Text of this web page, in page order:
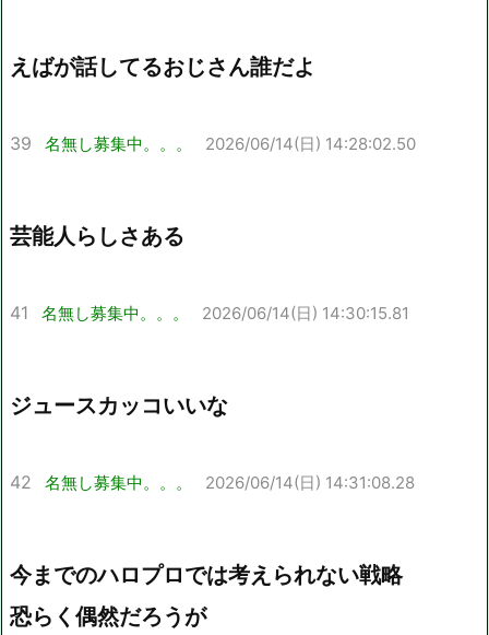
えばが話してるおじさん誰だよ
39 名無し募集中。。。 2026/06/14(日) 14:28:02.50
芸能人らしさある
41 名無し募集中。。。 2026/06/14(日) 14:30:15.81
ジュースカッコいいな
42 名無し募集中。。。 2026/06/14(日) 14:31:08.28
今までのハロプロでは考えられない戦略
恐らく偶然だろうが